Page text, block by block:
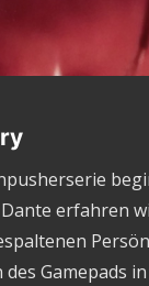
erfahren
Gamepads